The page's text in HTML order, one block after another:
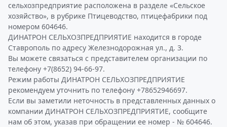
сельхозпредприятие расположена в разделе «Сельское
хозяйство», в рубрике Птицеводство, птицефабрики под
номером 604646.
ДИНАТРОН СЕЛЬХОЗПРЕДПРИЯТИЕ находится в городе
Ставрополь по адресу Железнодорожная ул., д. 3.
Вы можете связаться с представителем организации по
телефону +7(8652) 94-66-97.
Режим работы ДИНАТРОН СЕЛЬХОЗПРЕДПРИЯТИЕ
рекомендуем уточнить по телефону +78652946697.
Если вы заметили неточность в представленных данных о
компании ДИНАТРОН СЕЛЬХОЗПРЕДПРИЯТИЕ, сообщите
нам об этом, указав при обращении ее номер - № 604646.